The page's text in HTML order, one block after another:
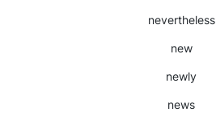
nevertheless
new
newly
news